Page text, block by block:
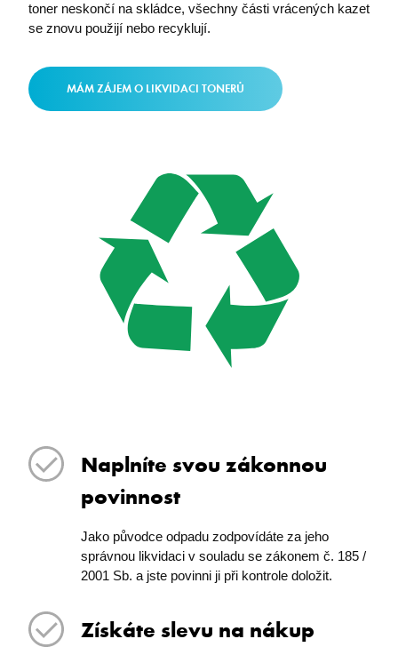
toner neskončí na skládce, všechny části vrácených kazet
se znovu použijí nebo recyklují.
MÁM ZÁJEM O LIKVIDACI TONERŮ
Naplníte svou zákonnou
povinnost
Jako původce odpadu zodpovídáte za jeho
správnou likvidaci v souladu se zákonem č. 185 /
2001 Sb. a jste povinni ji při kontrole doložit.
Získáte slevu na nákup